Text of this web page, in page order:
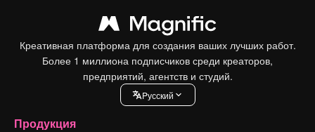
Креативная платформа для создания ваших лучших работ.
Более 1 миллиона подписчиков среди креаторов,
предприятий, агентств и студий.
Pусский
Продукция